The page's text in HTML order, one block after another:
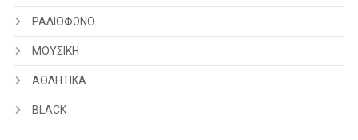
ΡΑΔΙΟΦΩΝΟ
ΜΟΥΣΙΚΗ
ΑΘΛΗΤΙΚΑ
BLACK